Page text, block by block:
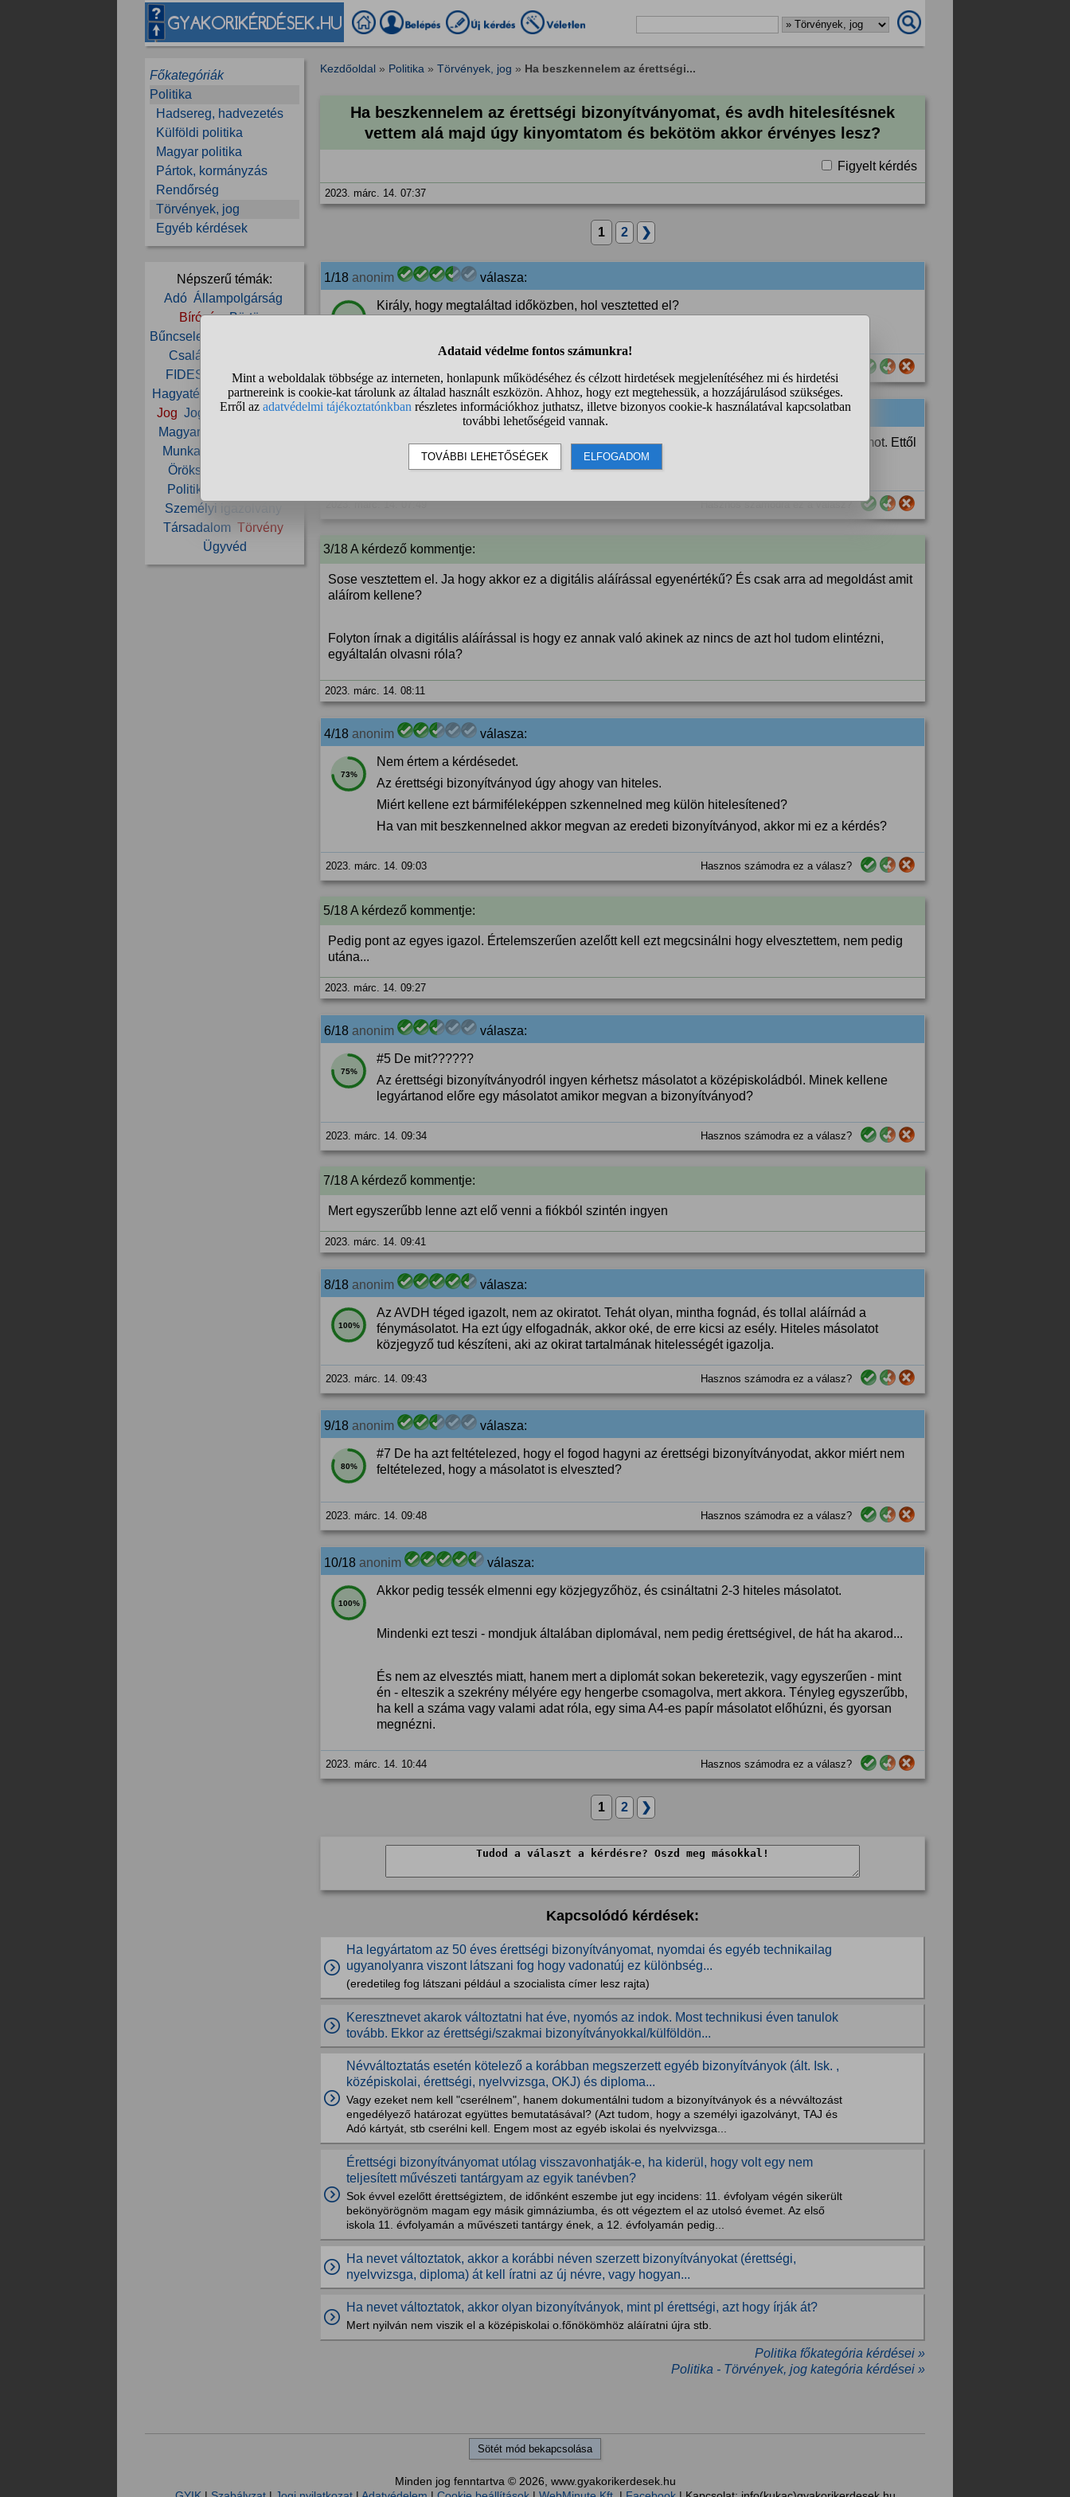
Főkategóriák
Politika
Hadsereg, hadvezetés
Külföldi politika
Magyar politika
Pártok, kormányzás
Rendőrség
Törvények, jog
Egyéb kérdések
Népszerű témák:
Adó Állampolgárság
Bíróság Börtön
Bűncselekmény
Csalás
FIDESZ
Gyilkosság
Hagyaték
Halál Ingatlan
Jog Jogszabály
Lopás
Magyar
Munka
Örökség
Politika
Személyi igazolvány
Társadalom Törvény
Ügyvéd
Kezdőoldal » Politika » Törvények, jog » Ha beszkennelem az érettségi...
Ha beszkennelem az érettségi bizonyítványomat, és avdh hitelesítésnek
vettem alá majd úgy kinyomtatom és bekötöm akkor érvényes lesz?
Figyelt kérdés
2023. márc. 14. 07:37
1 2 ❯
1/18 anonim válasza:
100%
Király, hogy megtaláltad időközben, hol vesztetted el?
2/18anonim válasza:
Az avdh hitelesítés a személyt igazolja, tehát, hogy te nyujtod be, írod alá a dokumentumot. Ettől
a doksi tartalma nem lesz hiteles.
2023. márc. 14. 07:49 Hasznos számodra ez a válasz?
3/18 A kérdező kommentje:
Sose vesztettem el. Ja hogy akkor ez a digitális aláírással egyenértékű? És csak arra ad megoldást amit
aláírom kellene?
Folyton írnak a digitális aláírással is hogy ez annak való akinek az nincs de azt hol tudom elintézni,
egyáltalán olvasni róla?
2023. márc. 14. 08:11
4/18 anonim válasza:
73%
Nem értem a kérdésedet.
Az érettségi bizonyítványod úgy ahogy van hiteles.
Miért kellene ezt bármiféleképpen szkennelned meg külön hitelesítened?
Ha van mit beszkennelned akkor megvan az eredeti bizonyítványod, akkor mi ez a kérdés?
2023. márc. 14. 09:03 Hasznos számodra ez a válasz?
5/18 A kérdező kommentje:
Pedig pont az egyes igazol. Értelemszerűen azelőtt kell ezt megcsinálni hogy elvesztettem, nem pedig
utána...
2023. márc. 14. 09:27
6/18 anonim válasza:
75%
#5 De mit??????
Az érettségi bizonyítványodról ingyen kérhetsz másolatot a középiskoládból. Minek kellene
legyártanod előre egy másolatot amikor megvan a bizonyítványod?
2023. márc. 14. 09:34 Hasznos számodra ez a válasz?
7/18 A kérdező kommentje:
Mert egyszerűbb lenne azt elő venni a fiókból szintén ingyen
2023. márc. 14. 09:41
8/18 anonim válasza:
100%
Az AVDH téged igazolt, nem az okiratot. Tehát olyan, mintha fognád, és tollal aláírnád a
fénymásolatot. Ha ezt úgy elfogadnák, akkor oké, de erre kicsi az esély. Hiteles másolatot
közjegyző tud készíteni, aki az okirat tartalmának hitelességét igazolja.
2023. márc. 14. 09:43 Hasznos számodra ez a válasz?
9/18 anonim válasza:
80%
#7 De ha azt feltételezed, hogy el fogod hagyni az érettségi bizonyítványodat, akkor miért nem
feltételezed, hogy a másolatot is elveszted?
2023. márc. 14. 09:48 Hasznos számodra ez a válasz?
10/18 anonim válasza:
100%
Akkor pedig tessék elmenni egy közjegyzőhöz, és csináltatni 2-3 hiteles másolatot.
Mindenki ezt teszi - mondjuk általában diplomával, nem pedig érettségivel, de hát ha akarod...
És nem az elvesztés miatt, hanem mert a diplomát sokan bekeretezik, vagy egyszerűen - mint
én - elteszik a szekrény mélyére egy hengerbe csomagolva, mert akkora. Tényleg egyszerűbb,
ha kell a száma vagy valami adat róla, egy sima A4-es papír másolatot előhúzni, és gyorsan
megnézni.
2023. márc. 14. 10:44 Hasznos számodra ez a válasz?
1 2 ❯
Kapcsolódó kérdések:
Ha legyártatom az 50 éves érettségi bizonyítványomat, nyomdai és egyéb technikailag
ugyanolyanra viszont látszani fog hogy vadonatúj ez különbség...
(eredetileg fog látszani például a szocialista címer lesz rajta)
Keresztnevet akarok változtatni hat éve, nyomós az indok. Most technikusi éven tanulok
tovább. Ekkor az érettségi/szakmai bizonyítványokkal/külföldön...
Névváltoztatás esetén kötelező a korábban megszerzett egyéb bizonyítványok (ált. Isk. ,
középiskolai, érettségi, nyelvvizsga, OKJ) és diploma...
Vagy ezeket nem kell "cserélnem", hanem dokumentálni tudom a bizonyítványok és a névváltozást
engedélyező határozat együttes bemutatásával? (Azt tudom, hogy a személyi igazolványt, TAJ és
Adó kártyát, stb cserélni kell. Engem most az egyéb iskolai és nyelvvizsga...
Érettségi bizonyítványomat utólag visszavonhatják-e, ha kiderül, hogy volt egy nem
teljesített művészeti tantárgyam az egyik tanévben?
Sok évvel ezelőtt érettségiztem, de időnként eszembe jut egy incidens: 11. évfolyam végén sikerült
bekönyörögnöm magam egy másik gimnáziumba, és ott végeztem el az utolsó évemet. Az első
iskola 11. évfolyamán a művészeti tantárgy ének, a 12. évfolyamán pedig...
Ha nevet változtatok, akkor a korábbi néven szerzett bizonyítványokat (érettségi,
nyelvvizsga, diploma) át kell íratni az új névre, vagy hogyan...
Ha nevet változtatok, akkor olyan bizonyítványok, mint pl érettségi, azt hogy írják át?
Mert nyilván nem viszik el a középiskolai o.főnökömhöz aláíratni újra stb.
Politika főkategória kérdései »
Politika - Törvények, jog kategória kérdései »
Sötét mód bekapcsolása
Minden jog fenntartva © 2026, www.gyakorikerdesek.hu